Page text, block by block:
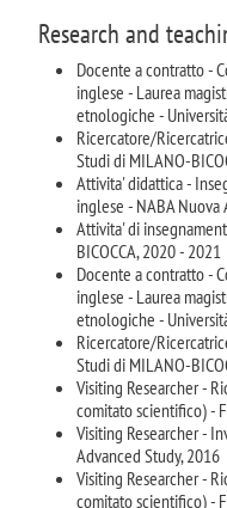
Research and
Docente a contratto -
inglese - Laurea
etnologiche -
Ricercatore/
Studi di MILANO-
Attivita' didattica -
inglese - NABA
Attivita' di
BICOCCA, 2020 - 2021
Docente a contratto -
inglese - Laurea
etnologiche -
Ricercatore/
Studi di MILANO-
Visiting Researcher -
comitato scientifico) -
Visiting Researcher -
Advanced Study, 2016
Visiting Researcher -
comitato scientifico) -